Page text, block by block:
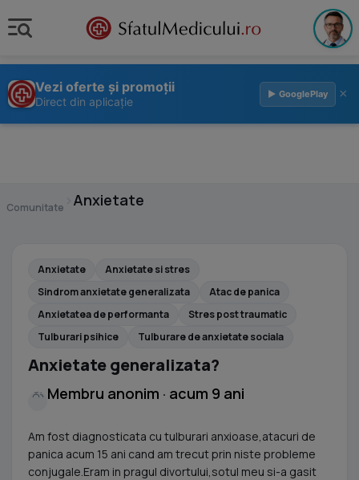
Vezi oferte și promoții
Direct din aplicație
▶ GooglePlay ×
Comunitate Anxietate
Anxietate
Anxietate si stres
Sindrom anxietate generalizata
Atac de panica
Anxietatea de performanta
Stres post traumatic
Tulburari psihice
Tulburare de anxietate sociala
Anxietate generalizata?
Membru anonim · acum 9 ani
Am fost diagnosticata cu tulburari anxioase,atacuri de
panica acum 15 ani cand am trecut prin niste probleme
conjugale.Eram in pragul divortului,sotul meu si-a gasit